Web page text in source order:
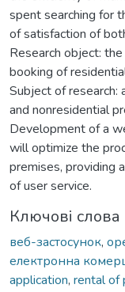
spent searching for
of satisfaction of
Research object:
booking of
Subject of research:
and nonresidential
Development of a
will optimize the
premises, providing
of user service.
Ключові слова
веб-застосунок,
електронна
application, rental of